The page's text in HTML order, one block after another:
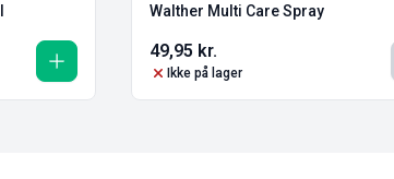
Walther Multi Care Spray
49,95 kr.
Ikke på lager